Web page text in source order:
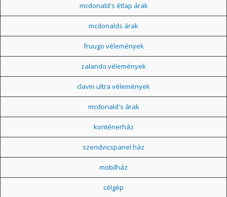
mcdonald's étlap árak
mcdonalds árak
fruugo vélemények
zalando vélemények
clavin ultra vélemények
mcdonald's árak
konténerház
szendvicspanel ház
mobilház
célgép